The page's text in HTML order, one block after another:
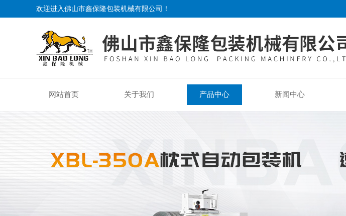
欢迎进入佛山市鑫保隆包装机械有限公司！
网站首页 关于我们 产品中心 新闻中心